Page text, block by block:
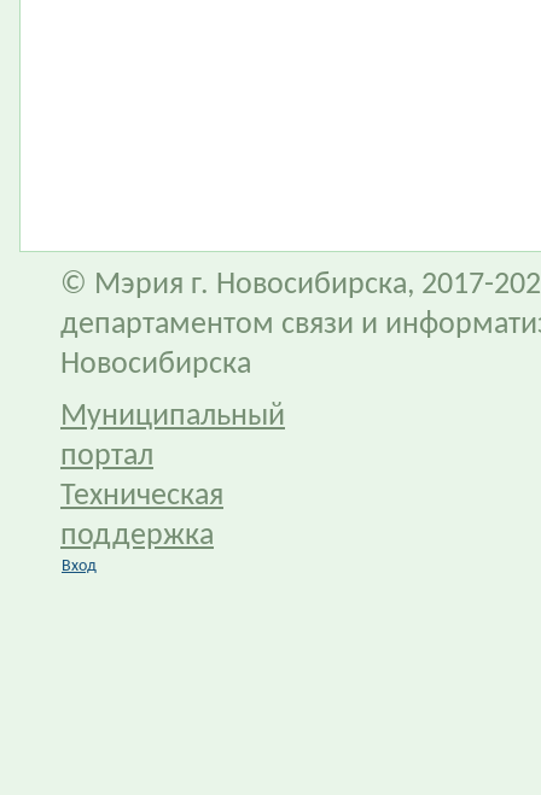
© Мэрия г. Новосибирска, 2017-
департаментом связи и
Новосибирска
Муниципальный
портал
Техническая
поддержка
Вход